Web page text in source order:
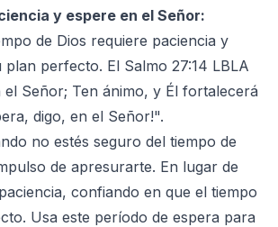
y espere en el Señor:
de Dios requiere paciencia y
perfecto. El Salmo 27:14 LBLA
el Señor; Ten ánimo, y Él fortalecerá
digo, en el Señor!".
no estés seguro del tiempo de
de apresurarte. En lugar de
confiando en que el tiempo
Usa este período de espera para